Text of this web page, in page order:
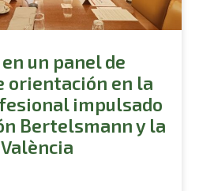
un panel de
orientación en la
impulsado
Bertelsmann y la